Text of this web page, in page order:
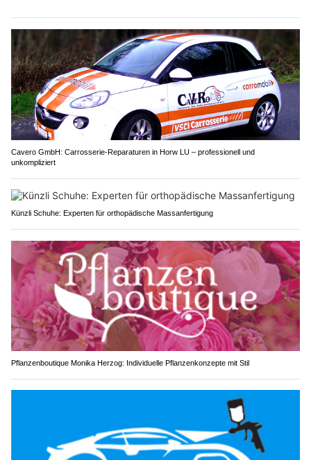
Cavero GmbH: Carrosserie-Reparaturen in Horw LU – professionell und
unkompliziert
Künzli Schuhe: Experten für orthopädische Massanfertigung
Pflanzenboutique Monika Herzog: Individuelle Pflanzenkonzepte mit Stil